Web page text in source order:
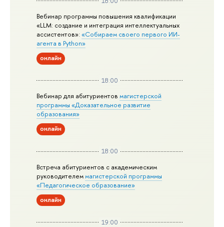
Вебинар программы повышения квалификации
«LLM: создание и интеграция интеллектуальных
ассистентов»:«Собираем своего первого ИИ-
агента в Python»
онлайн
18:00
Вебинар для абитуриентовмагистерской
программы «Доказательное развитие
образования»
онлайн
18:00
Встреча абитуриентов с академическим
руководителем магистерской программы
«Педагогическое образование»
онлайн
19:00